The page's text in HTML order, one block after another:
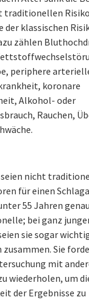
traditionellen
der klassischen
zählen
periphere
koronare
Alkohol- oder
Rauchen,
nicht
für einen
55 Jahren
bei ganz
sie sogar
zusammen. Sie
mit
wiederholen, um
der Ergebnisse zu